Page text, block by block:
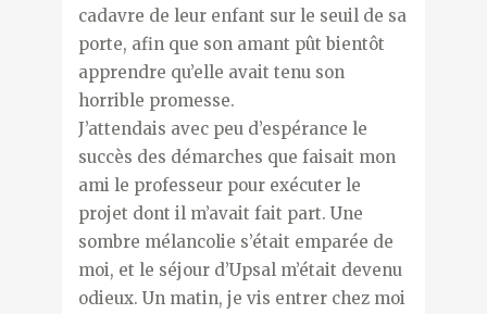
cadavre de leur enfant sur le seuil de sa
porte, afin que son amant pût bientôt
apprendre qu’elle avait tenu son
horrible promesse.
J’attendais avec peu d’espérance le
succès des démarches que faisait mon
ami le professeur pour exécuter le
projet dont il m’avait fait part. Une
sombre mélancolie s’était emparée de
moi, et le séjour d’Upsal m’était devenu
odieux. Un matin, je vis entrer chez moi